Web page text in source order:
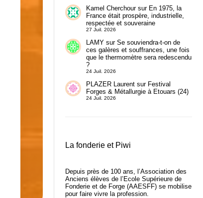
Kamel Cherchoursur En 1975, la
France était prospère, industrielle,
respectée et souveraine
27 Juil. 2026
LAMYsur Se souviendra-t-on de
ces galères et souffrances, une fois
que le thermomètre sera redescendu
?
24 Juil. 2026
PLAZER Laurentsur Festival
Forges & Métallurgie à Etouars (24)
24 Juil. 2026
La fonderie et Piwi
Depuis près de 100 ans, l’Association des
Anciens élèves de l’Ecole Supérieure de
Fonderie et de Forge (AAESFF) se mobilise
pour faire vivre la profession.